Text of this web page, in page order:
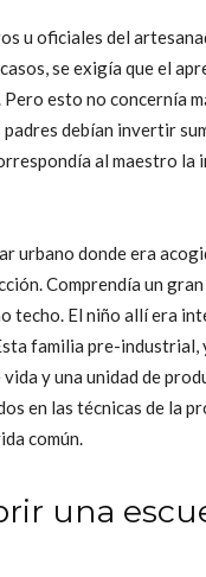
u oficiales del
se exigía que el
esto no concernía
debían invertir
al maestro la
urbano donde era
Comprendía un
techo. El niño allí era
familia pre-industrial,
y una unidad de
en las técnicas de la
común.
una